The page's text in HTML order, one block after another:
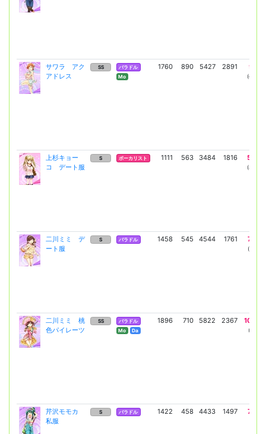
サワラ アク
アドレス
SS
バラドル
Mo
1760 890 5427 2891 9189
(6708)
上杉キョー
コ デート服
S ボーカリスト 1111 563 3484 1816 5930
(4329)
二川ミミ デ
ート服
S バラドル 1458 545 4544 1761 7745
(5654)
二川ミミ 桃
色パイレーツ
SS
バラドル
Mo
Da
1896 710 5822 2367 10140
(7402)
芹沢モモカ
私服
S バラドル 1422 458 4433 1497 7558